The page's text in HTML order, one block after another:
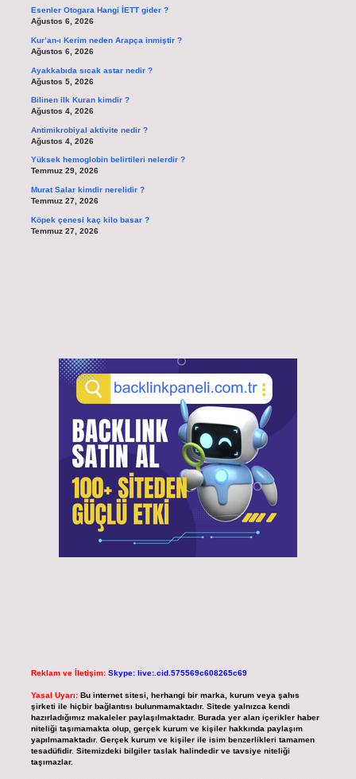
Esenler Otogara Hangi İETT gider ?
Ağustos 6, 2026
Kur’an-ı Kerim neden Arapça inmiştir ?
Ağustos 6, 2026
Ayakkabıda sıcak astar nedir ?
Ağustos 5, 2026
Bilinen ilk Kuran kimdir ?
Ağustos 4, 2026
Antimikrobiyal aktivite nedir ?
Ağustos 4, 2026
Yüksek hemoglobin belirtileri nelerdir ?
Temmuz 29, 2026
Murat Salar kimdir nerelidir ?
Temmuz 27, 2026
Köpek çenesi kaç kilo basar ?
Temmuz 27, 2026
Reklam ve İletişim: Skype: live:.cid.575569c608265c69
Yasal Uyarı: Bu internet sitesi, herhangi bir marka, kurum veya şahıs
şirketi ile hiçbir bağlantısı bulunmamaktadır. Sitede yalnızca kendi
hazırladığımız makaleler paylaşılmaktadır. Burada yer alan içerikler haber
niteliği taşımamakta olup, gerçek kurum ve kişiler hakkında paylaşım
yapılmamaktadır. Gerçek kurum ve kişiler ile isim benzerlikleri tamamen
tesadüfidir. Sitemizdeki bilgiler taslak halindedir ve tavsiye niteliği
taşımazlar.